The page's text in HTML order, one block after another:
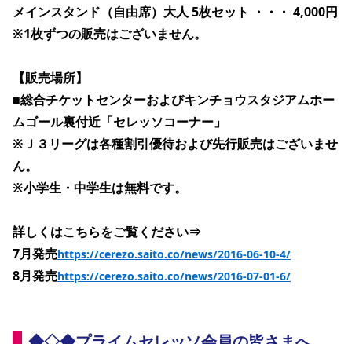
※1枚ずつの販売はございません。
【販売場所】
■総合チケットセンターおよびキンチョウスタジアムホー
ムゴール裏付近「セレッソコーナー」
※Ｊ３リーグは各種割引優待および先行販売はございませ
ん。
※小学生・中学生は無料です。
詳しくはこちらをご覧ください⇒
7月発売https://cerezo.saito.co/news/2016-06-10-4/
8月発売https://cerezo.saito.co/news/2016-07-01-6/